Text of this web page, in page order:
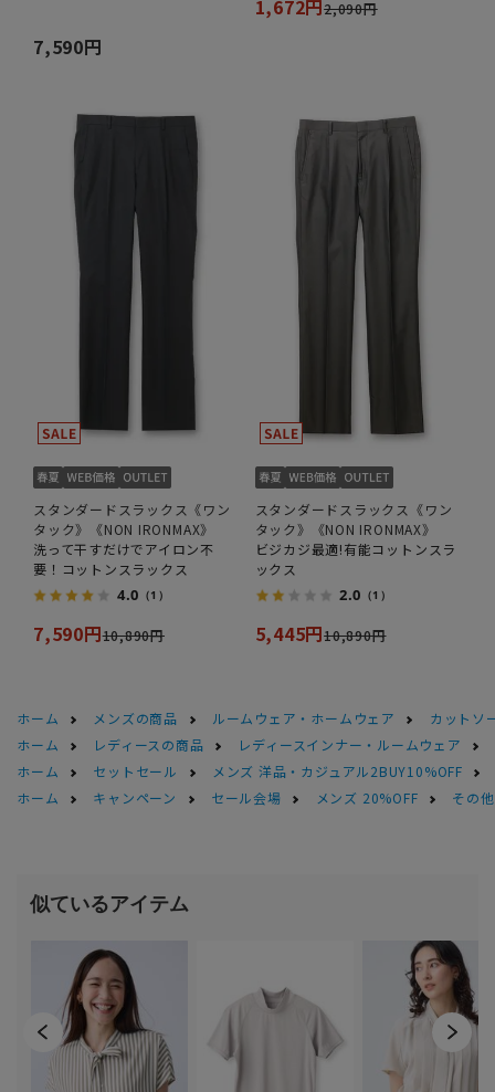
7,590円
1,672円2,090円
スタンダードスラックス《ワン
タック》《NON IRONMAX》
洗って干すだけでアイロン不
要！コットンスラックス
4.0 （1）
7,590円10,890円
スタンダードスラックス《ワン
タック》《NON IRONMAX》
ビジカジ最適!有能コットンスラ
ックス
2.0 （1）
5,445円10,890円
ホーム メンズの商品 ルームウェア・ホームウェア
カットソ
ホーム
レディースの商品
レディースインナー・ルームウェア
ホーム
セットセール
メンズ 洋品・カジュアル2BUY10%OFF
ホーム
キャンペーン セール会場 メンズ 20%OFF その